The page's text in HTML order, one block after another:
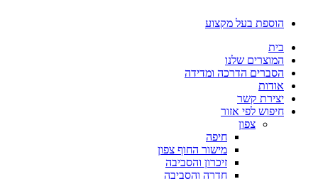
לתוכן
הוספת בעל מקצוע
בית
המוצרים שלנו
הסברים הדרכה ומדידה
אודות
יצירת קשר
חיפוש לפי אזור
צפון
חיפה
מישור החוף צפון
זיכרון והסביבה
חדרה והסביבה